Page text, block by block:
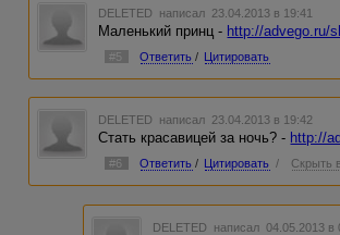
DELETED написал 23.04.2013 в 19:41
Маленький принц - http://advego.ru/
#5 Ответить / Цитировать
DELETED написал 23.04.2013 в 19:42
Стать красавицей за ночь? - http://
#6 Ответить / Цитировать / Скрыть
DELETED написал 04.05.2013 в